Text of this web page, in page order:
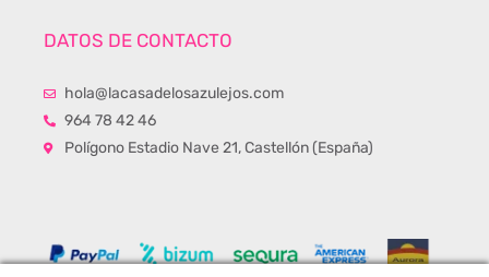
DATOS DE CONTACTO
hola@lacasadelosazulejos.com
964 78 42 46
Polígono Estadio Nave 21, Castellón (España)